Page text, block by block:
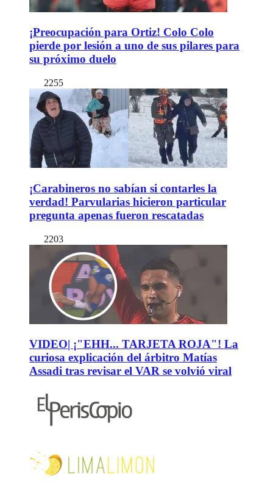
¡Preocupación para Ortiz! Colo Colo
pierde por lesión a uno de sus pilares para
su próximo duelo
2255
¡Carabineros no sabían si contarles la
verdad! Parvularias hicieron particular
pregunta apenas fueron rescatadas
2203
VIDEO| ¡"EHH... TARJETA ROJA"! La
curiosa explicación del árbitro Matías
Assadi tras revisar el VAR se volvió viral